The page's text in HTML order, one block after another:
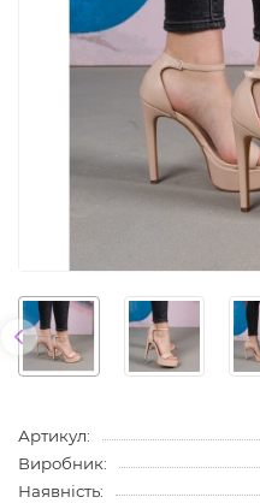
Артикул:
Виробник:
Наявність: